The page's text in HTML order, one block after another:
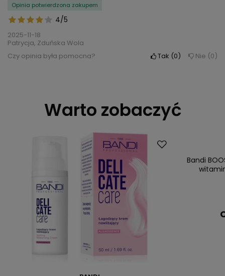
4/5
Opinia potwierdzona zakupem
2025-11-18
Patrycja, Zduńska Wola
Czy opinia była pomocna?
Tak 0 Nie 0
Warto zobaczyć
Bandi